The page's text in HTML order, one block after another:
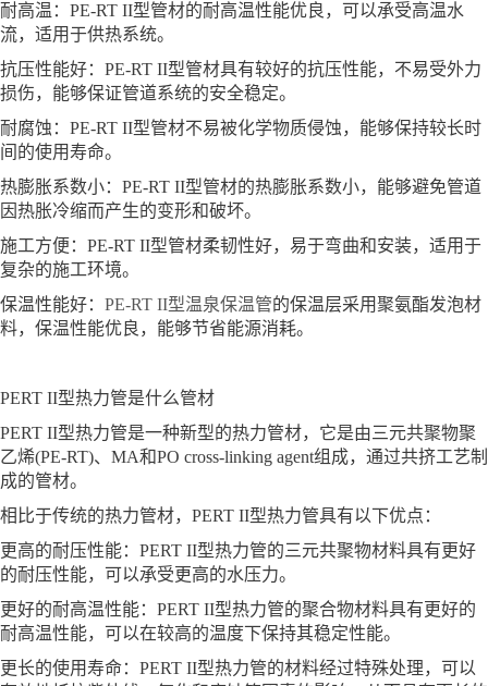
耐高温：PE-RT II型管材的耐高温性能优良，可以承受高温水
流，适用于供热系统。
抗压性能好：PE-RT II型管材具有较好的抗压性能，不易受外力
损伤，能够保证管道系统的安全稳定。
耐腐蚀：PE-RT II型管材不易被化学物质侵蚀，能够保持较长时
间的使用寿命。
热膨胀系数小：PE-RT II型管材的热膨胀系数小，能够避免管道
因热胀冷缩而产生的变形和破坏。
施工方便：PE-RT II型管材柔韧性好，易于弯曲和安装，适用于
复杂的施工环境。
保温性能好： PE-RT II型温泉保温管的保温层采用聚氨酯发泡材
料，保温性能优良，能够节省能源消耗。
PERT II型热力管是什么管材
PERT II型热力管是一种新型的热力管材，它是由三元共聚物聚
乙烯(PE-RT)、MA和PO cross-linking agent组成，通过共挤工艺制
成的管材。
相比于传统的热力管材，PERT II型热力管具有以下优点：
更高的耐压性能：PERT II型热力管的三元共聚物材料具有更好
的耐压性能，可以承受更高的水压力。
更好的耐高温性能：PERT II型热力管的聚合物材料具有更好的
耐高温性能，可以在较高的温度下保持其稳定性能。
更长的使用寿命：PERT II型热力管的材料经过特殊处理，可以